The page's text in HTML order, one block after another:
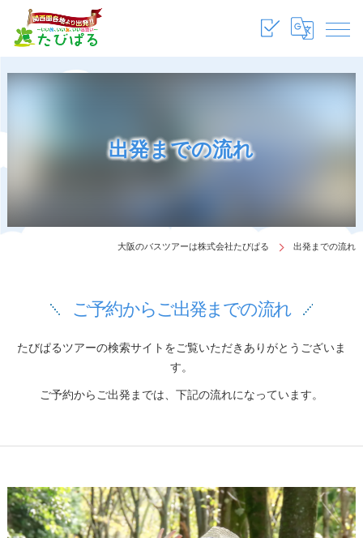
出発までの流れ
大阪のバスツアーは株式会社たびぱる 出発までの流れ
ご予約からご出発までの流れ
たびぱるツアーの検索サイトをご覧いただきありがとうございま
す。
ご予約からご出発までは、下記の流れになっています。